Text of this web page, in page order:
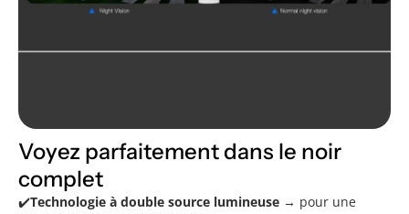
Voyez parfaitement dans le noir
complet
✔️Technologie à double source lumineuse → pour une